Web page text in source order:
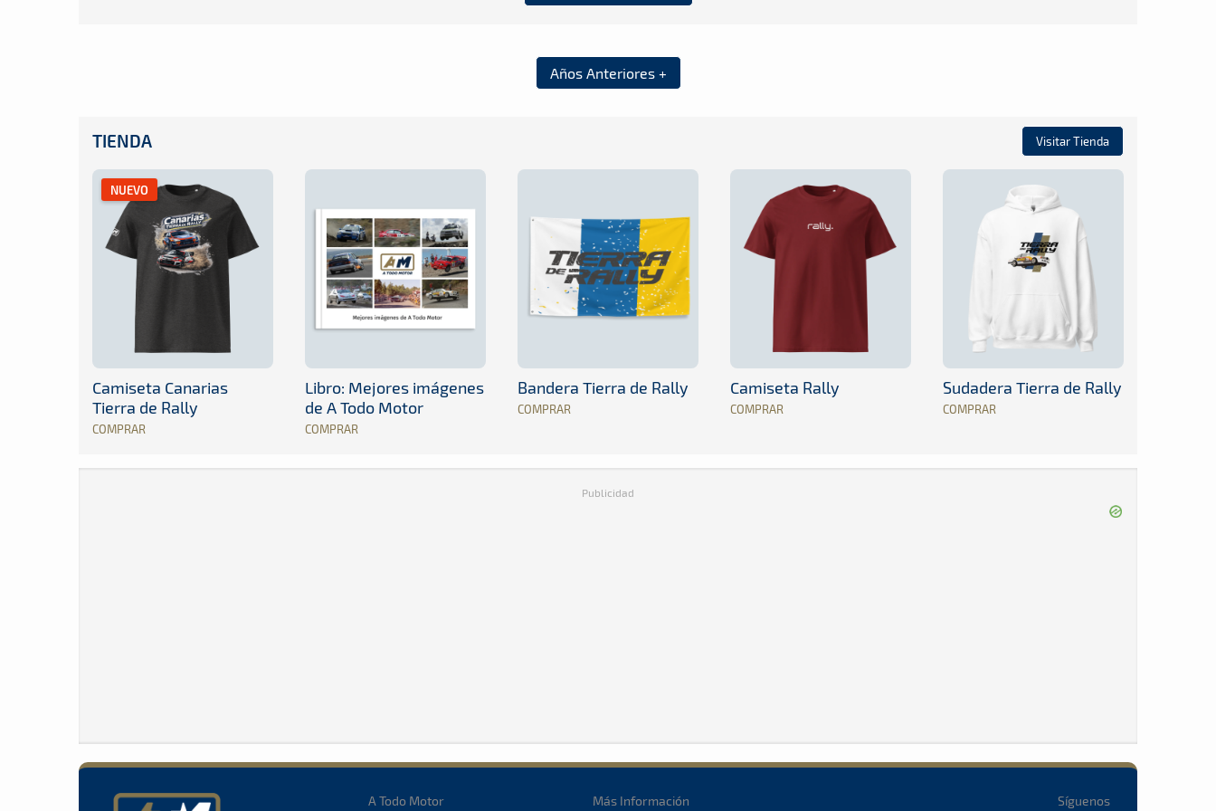
Años Anteriores +
TIENDA Visitar Tienda
NUEVO
Camiseta Canarias
Tierra de Rally
COMPRAR
Libro: Mejores imágenes
de A Todo Motor
COMPRAR
Bandera Tierra de Rally
COMPRAR
Camiseta Rally
COMPRAR
Sudadera Tierra de Rally
COMPRAR
Publicidad
A Todo Motor Más Información Síguenos